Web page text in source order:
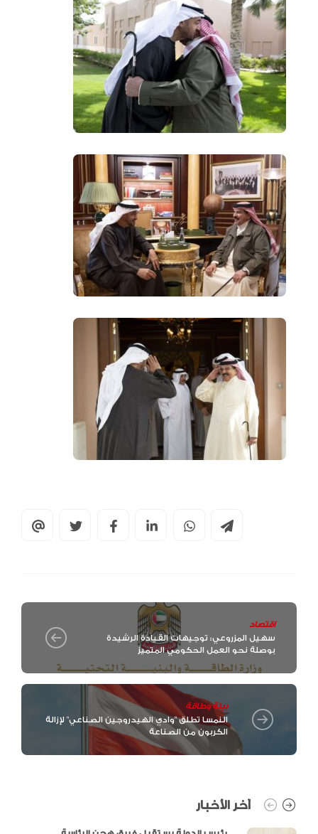
اقتصاد
سهيل المزروعي: توجيهات القيادة الرشيدة
بوصلة نحو العمل الحكومي المتميز
بيئة وطاقة
النمسا تطلق "وادي الهيدروجين الصناعي" لإزالة
الكربون من الصناعة
آخر الأخبار